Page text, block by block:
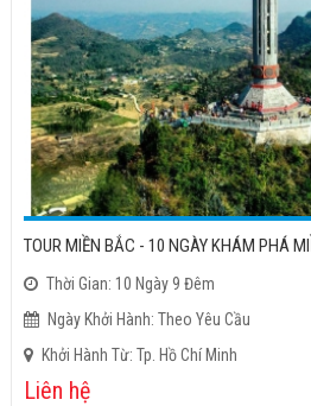
TOUR MIỀN BẮC - 10 NGÀY KHÁM PHÁ
Thời Gian: 10 Ngày 9 Đêm
Ngày Khởi Hành: Theo Yêu Cầu
Khởi Hành Từ: Tp. Hồ Chí Minh
Liên hệ